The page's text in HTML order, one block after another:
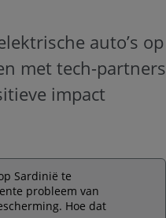
auto’s op
met tech-partners
impact
Sardinië te
probleem van
Hoe dat